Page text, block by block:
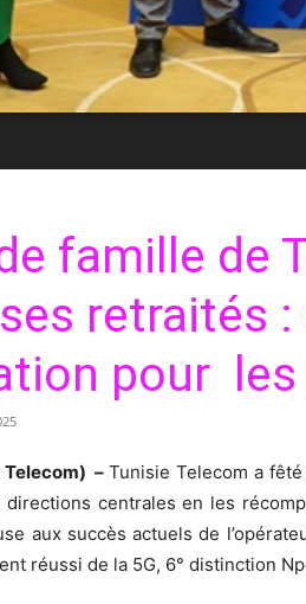
famille de
retraités
pour
Telecom) –Tunisie Telecom a
centrales en les
aux succès actuels de
réussi de la 5G, 6° distinction